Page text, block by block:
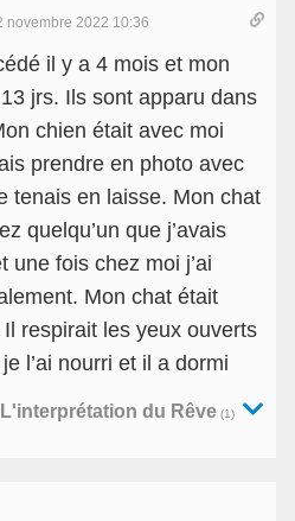
novembre 2022 10:36
il y a 4 mois et mon
jrs. Ils sont apparu dans
chien était avec moi
prendre en photo avec
tenais en laisse. Mon chat
quelqu’un que j’avais
une fois chez moi j’ai
Mon chat était
respirait les yeux ouverts
l’ai nourri et il a dormi
du Rêve (1)